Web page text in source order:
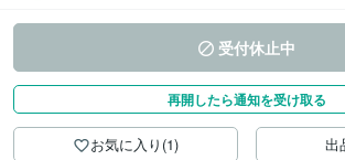
受付休止中
再開したら通知を受け取る
お気に入り(1) 出